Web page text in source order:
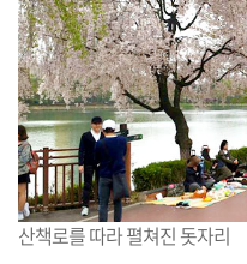
산책로를 따라 펼쳐진 돗자리